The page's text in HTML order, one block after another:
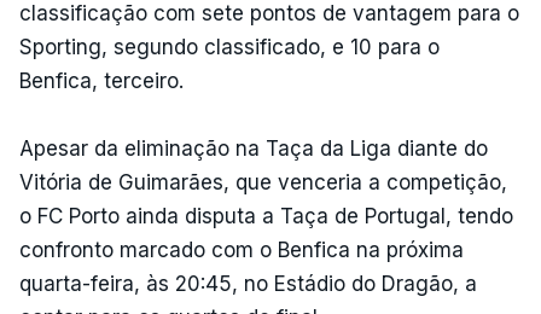
classificação com sete pontos de vantagem para o
Sporting, segundo classificado, e 10 para o
Benfica, terceiro.
Apesar da eliminação na Taça da Liga diante do
Vitória de Guimarães, que venceria a competição,
o FC Porto ainda disputa a Taça de Portugal, tendo
confronto marcado com o Benfica na próxima
quarta-feira, às 20:45, no Estádio do Dragão, a